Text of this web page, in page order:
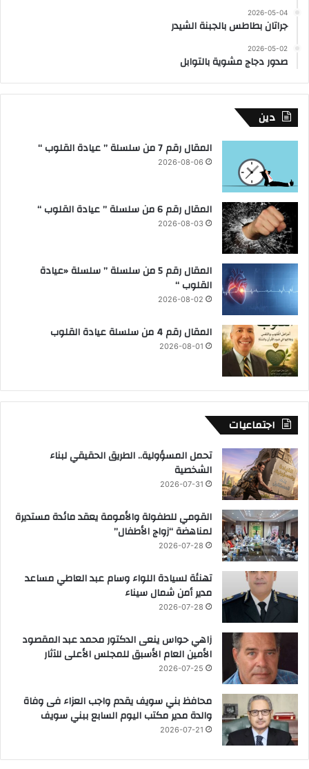
2026-05-04
جراتان بطاطس بالجبنة الشيدر
2026-05-02
صدور دجاج مشوية بالتوابل
دين
المقال رقم 7 من سلسلة ” عيادة القلوب “
2026-08-06
المقال رقم 6 من سلسلة ” عيادة القلوب “
2026-08-03
المقال رقم 5 من سلسلة ” سلسلة «عيادة
القلوب “
2026-08-02
المقال رقم 4 من سلسلة عيادة القلوب
2026-08-01
اجتماعيات
تحمل المسؤولية.. الطريق الحقيقي لبناء
الشخصية
2026-07-31
القومي للطفولة والأمومة يعقد مائدة مستديرة
لمناهضة “زواج الأطفال”
2026-07-28
تهنئة لسيادة اللواء وسام عبد العاطي مساعد
مدير أمن شمال سيناء
2026-07-28
زاهي حواس ينعى الدكتور محمد عبد المقصود
الأمين العام الأسبق للمجلس الأعلى للآثار
2026-07-25
محافظ بني سويف يقدم واجب العزاء فى وفاة
والدة مدير مكتب اليوم السابع ببني سويف
2026-07-21